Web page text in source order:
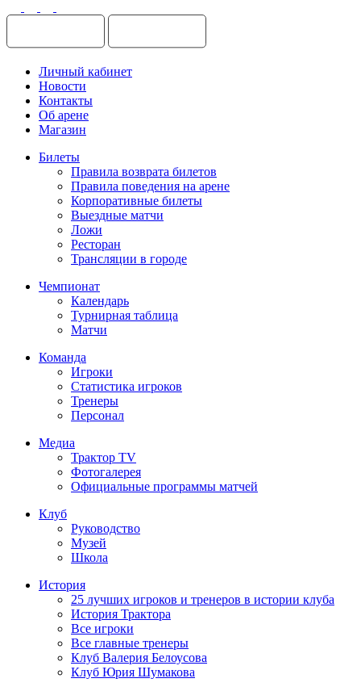
Личный кабинет
Новости
Контакты
Об арене
Магазин
Билеты
Правила возврата билетов
Правила поведения на арене
Корпоративные билеты
Выездные матчи
Ложи
Ресторан
Трансляции в городе
Чемпионат
Календарь
Турнирная таблица
Матчи
Команда
Игроки
Статистика игроков
Тренеры
Персонал
Медиа
Трактор TV
Фотогалерея
Официальные программы матчей
Клуб
Руководство
Музей
Школа
История
25 лучших игроков и тренеров в истории клуба
История Трактора
Все игроки
Все главные тренеры
Клуб Валерия Белоусова
Клуб Юрия Шумакова